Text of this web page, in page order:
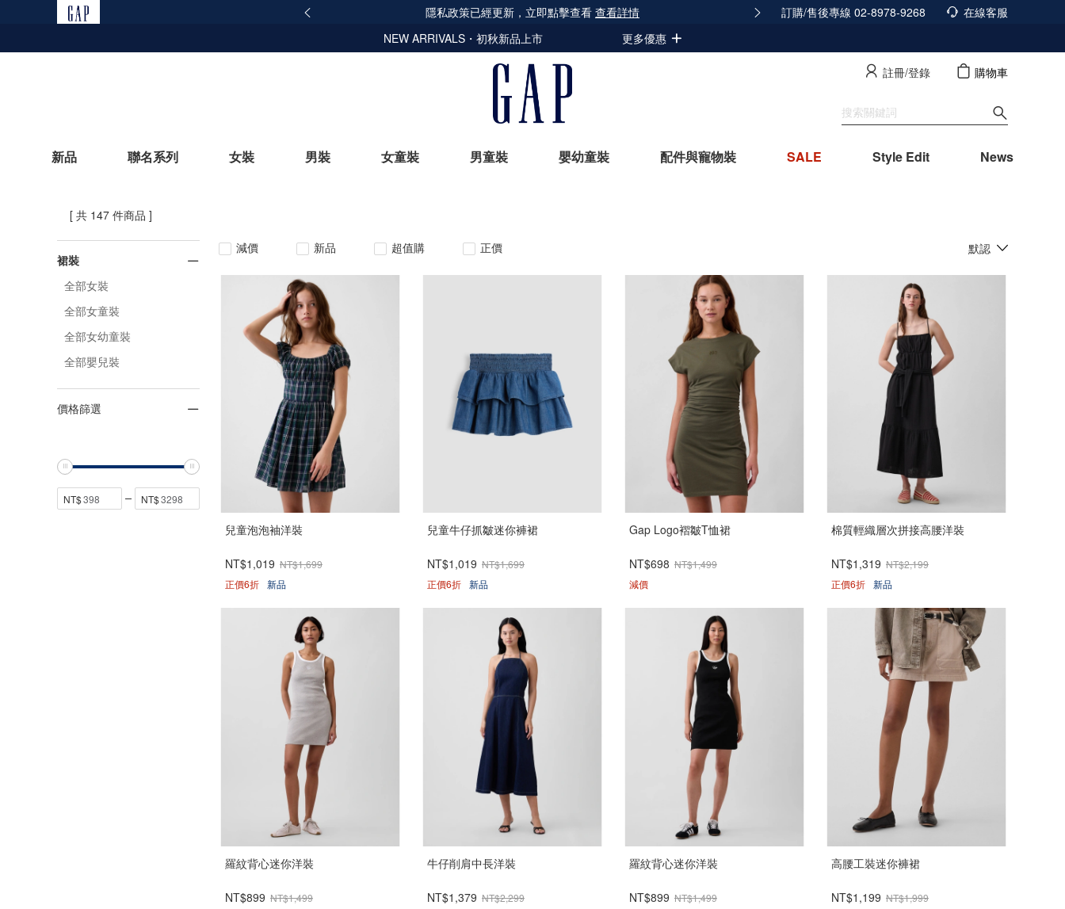
165反詐騙安全宣導 隱私政策已經更新，立即點擊查看 查看詳情 積分發放調整公告查看詳情
訂購/售後專線 02-8978-9268
在線客服
NEW ARRIVALS・初秋新品上市
更多優惠
註冊/登錄 購物車
新品 聯名系列 女裝 男裝 女童裝 男童裝 嬰幼童裝 配件與寵物裝 SALE Style Edit News
[ 共 147 件商品 ]
裙裝
全部女裝
全部女童裝
全部女幼童裝
全部嬰兒裝
價格篩選
減價 新品 超值購 正價 默認
兒童泡泡袖洋裝
NT$1,019 NT$1,699
正價6折 新品
兒童牛仔抓皺迷你褲裙
NT$1,019 NT$1,699
正價6折 新品
Gap Logo褶皺T恤裙
NT$698 NT$1,499
減價
棉質輕織層次拼接高腰洋裝
NT$1,319 NT$2,199
正價6折 新品
羅紋背心迷你洋裝
NT$899 NT$1,499
牛仔削肩中長洋裝
NT$1,379 NT$2,299
羅紋背心迷你洋裝
NT$899 NT$1,499
高腰工裝迷你褲裙
NT$1,199 NT$1,999